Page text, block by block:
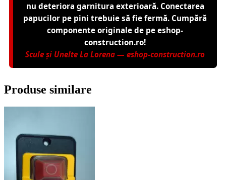
nu deteriora garnitura exterioară. Conectarea
papucilor pe pini trebuie să fie fermă. Cumpără
componente originale de pe eshop-
construction.ro!
Scule și Unelte La Lorena — eshop-construction.ro
Produse similare